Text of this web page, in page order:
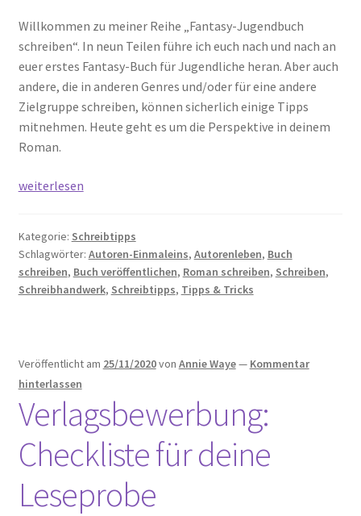
Willkommen zu meiner Reihe „Fantasy-Jugendbuch
schreiben“. In neun Teilen führe ich euch nach und nach an
euer erstes Fantasy-Buch für Jugendliche heran. Aber auch
andere, die in anderen Genres und/oder für eine andere
Zielgruppe schreiben, können sicherlich einige Tipps
mitnehmen. Heute geht es um die Perspektive in deinem
Roman.
Fantasy-
–
Teil
5:
Roman
weiterlesen
Kategorie: Schreibtipps
Schlagwörter: Autoren-Einmaleins, Autorenleben, Buch
schreiben, Buch veröffentlichen, Roman schreiben, Schreiben,
Schreibhandwerk, Schreibtipps, Tipps & Tricks
Veröffentlicht am 25/11/2020von Annie Waye— Kommentar
hinterlassen
Verlagsbewerbung:
Checkliste für deine
Leseprobe